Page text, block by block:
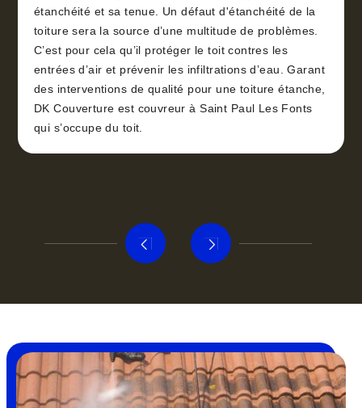
étanchéité et sa tenue. Un défaut d'étanchéité de la
toiture sera la source d’une multitude de problèmes.
C’est pour cela qu’il protéger le toit contres les
entrées d’air et prévenir les infiltrations d’eau. Garant
des interventions de qualité pour une toiture étanche,
DK Couverture est couvreur à Saint Paul Les Fonts
qui s’occupe du toit.